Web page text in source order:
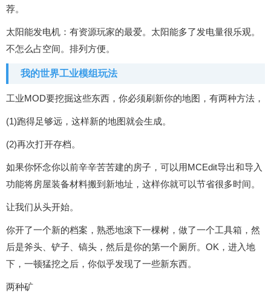
荐。
太阳能发电机：有资源玩家的最爱。太阳能多了发电量很乐观。
不怎么占空间。排列方便。
我的世界工业模组玩法
工业MOD要挖掘这些东西，你必须刷新你的地图，有两种方法，
(1)跑得足够远，这样新的地图就会生成。
(2)再次打开存档。
如果你怀念你以前辛辛苦苦建的房子，可以用MCEdit导出和导入
功能将房屋装备材料搬到新地址，这样你就可以节省很多时间。
让我们从头开始。
你开了一个新的档案，熟悉地滚下一棵树，做了一个工具箱，然
后是斧头、铲子、镐头，然后是你的第一个厕所。OK，进入地
下，一顿猛挖之后，你似乎发现了一些新东西。
两种矿